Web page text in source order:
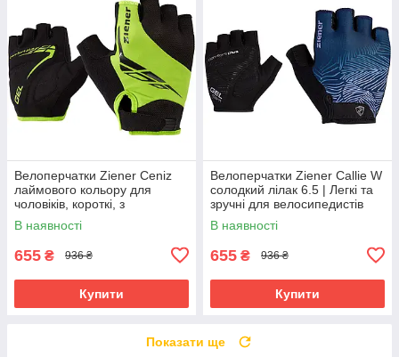
Велоперчатки Ziener Ceniz
лаймового кольору для
чоловіків, короткі, з
амортизуючими вставками та
гелевими подушечками
В наявності
655 ₴ 936 ₴
Купити
Велоперчатки Ziener Callie W
солодкий лілак 6.5 | Легкі та
зручні для велосипедистів
В наявності
655 ₴ 936 ₴
Купити
Показати ще